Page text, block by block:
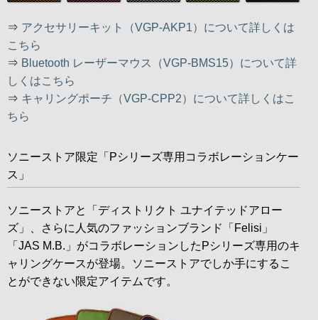
⇒ アクセサリーキット（VGP-AKP1）について詳しくは
こちら
⇒ Bluetooth レーザーマウス（VGP-BMS15）について詳
しくはこちら
⇒ キャリングポーチ（VGP-CPP2）について詳しくはこ
ちら
ソニーストア限定「Pシリーズ専用コラボレーションケー
ス」
ソニーストアと「ディストリクト ユナイテッドアロー
ズ」、さらに人気のファッションブランド「Felisi」
「JAS M.B.」がコラボレーションしたPシリーズ専用のキ
ャリングケースが登場。ソニーストアでしか手にするこ
とができない限定アイテムです。